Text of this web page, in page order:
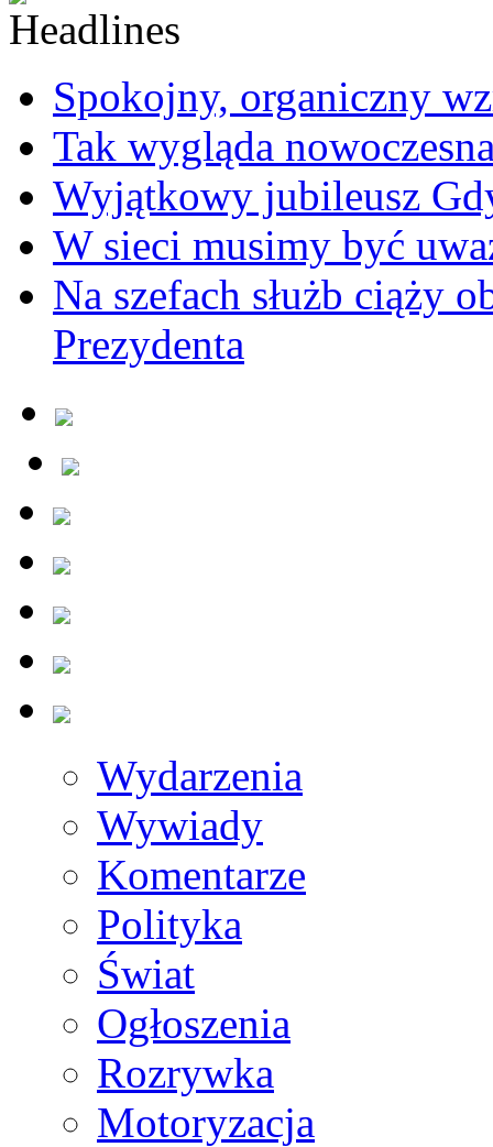
Spokojny, organiczny
Tak wygląda
Wyjątkowy jubileusz
W sieci musimy być
Na szefach służb ciąży
Prezydenta
Wydarzenia
Wywiady
Komentarze
Polityka
Świat
Ogłoszenia
Rozrywka
Motoryzacja